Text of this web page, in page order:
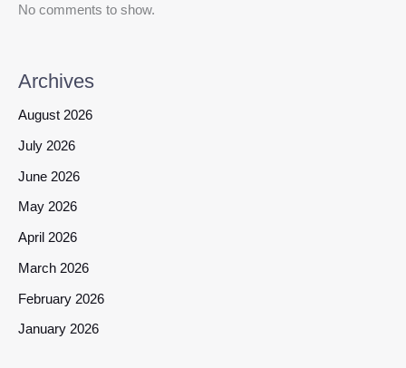
No comments to show.
Archives
August 2026
July 2026
June 2026
May 2026
April 2026
March 2026
February 2026
January 2026